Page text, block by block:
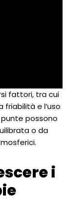
fattori, tra cui
e l’uso
possono
o da
i